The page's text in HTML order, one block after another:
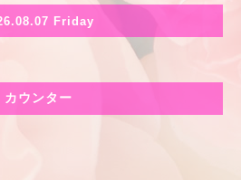
Friday
カウンター